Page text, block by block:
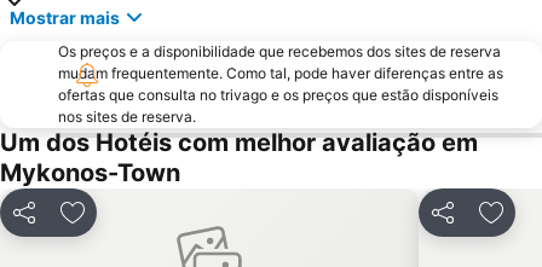
Mostrar mais
Os preços e a disponibilidade que recebemos dos sites de reserva
mudam frequentemente. Como tal, pode haver diferenças entre as
ofertas que consulta no trivago e os preços que estão disponíveis
nos sites de reserva.
Um dos Hotéis com melhor avaliação em
Mykonos-Town
PartilharAdicionar aos favoritos Partilhar